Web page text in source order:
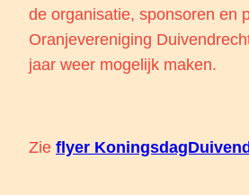
de organisatie, sponsoren en
Oranjevereniging
jaar weer mogelijk maken.
Zie flyer